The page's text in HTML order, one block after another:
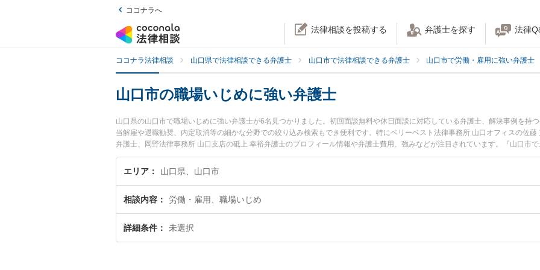
ココナラへ
法律相談を投稿する 弁護士を探す 法律
ココナラ法律相談 山口県で法律相談できる弁護士 山口市で法律相談できる弁護士 山口市で労働・雇用に強い弁護士
山口市の職場いじめに強い弁護士
山口県の山口市で職場いじめに強い弁護士が6名見つかりました。初回面談無料や休日面談に対応している弁護士、解決事例を持
当解雇や退職勧奨、内定取消等の細かな分野での絞り込み検索もでき便利です。特にベリーベスト法律事務所 山口オフィスの佐
弁護士、岡野法律事務所 山口支店の砥上 幸裕弁護士のプロフィール情報や弁護士費用、強みなどが注目されています。『山口市
今すぐに弁護士に相談したい』『職場いじめのトラブル解決の実績豊富な近くの弁護士を検索したい』『初回相談無料で職場い
したい』などでお困りの相談者さんにおすすめです。
エリア 山口県、山口市
相談内容 労働・雇用、職場いじめ
詳細条件 未選択